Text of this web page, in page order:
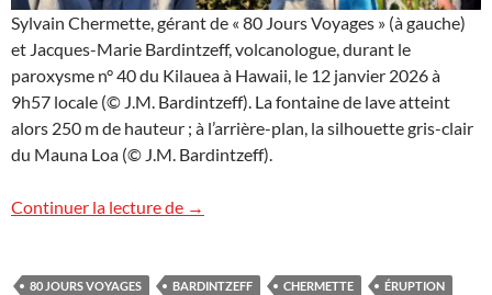
Sylvain Chermette, gérant de « 80 Jours Voyages » (à gauche)
et Jacques-Marie Bardintzeff, volcanologue, durant le
paroxysme n° 40 du Kilauea à Hawaii, le 12 janvier 2026 à
9h57 locale (© J.M. Bardintzeff). La fontaine de lave atteint
alors 250 m de hauteur ; à l’arrière-plan, la silhouette gris-clair
du Mauna Loa (© J.M. Bardintzeff).
Continuer la lecture de Un rendez-vous réussi à Hawaii
→
80 JOURS VOYAGES BARDINTZEFF CHERMETTE
ÉRUPTION